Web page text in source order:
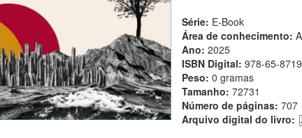
Série: E-Book
Área de conhecimento:
Ano: 2025
ISBN Digital: 978-65-
Peso: 0 gramas
Tamanho: 72731
Número de páginas: 707
Arquivo digital do livro: